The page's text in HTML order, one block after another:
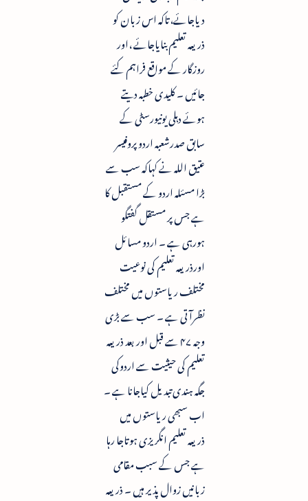
دیاجائے،تاکہ اس زبان کو
ذریعہ تعلیم بنایاجائے ،اور
روزگار کے مواقع فراہم کئے
جائیں ۔ کلیدی خطبہ دیتے
ہوئے دہلی یونیورسٹی کے
سابق صدرشعبہ اردو پروفیسر
عتیق اللہ نے کہاکہ سب سے
بڑا مسئلہ اردو کے مستقبل کا
ہے جس پر مستقل گفتگو
ہورہی ہے ۔ اردو مسائل
اورذریعہ تعلیم کی نوعیت
مختلف ریاستوں میں مختلف
نظرآتی ہے ۔ سب سے بڑی
وجہ ۴۷ سے قبل اور بعد ذریعہ
تعلیم کی حیثیت سے اردوکی
جگہ ہندی تبدیل کیاجانا ہے ۔
اب سبھی ریاستوں میں
ذریعہ تعلیم انگریزی ہوتاجا رہا
ہے جس کے سبب مقامی
زبانیں زوال پذیر ہیں ۔ ذریعہ